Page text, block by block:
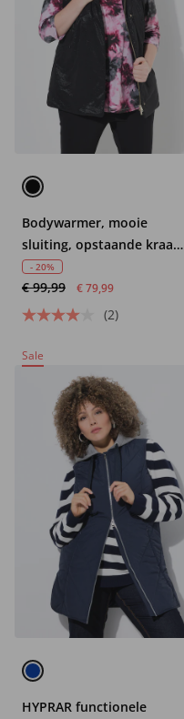
Bodywarmer, mooie
sluiting, opstaande kraag,
volledig gevoerd
- 20%
€ 99,99 € 79,99
(2)
Sale
HYPRAR functionele